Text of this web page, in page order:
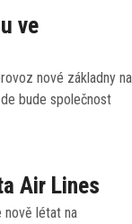
ve
nové základny na
bude společnost
Air Lines
nově létat na